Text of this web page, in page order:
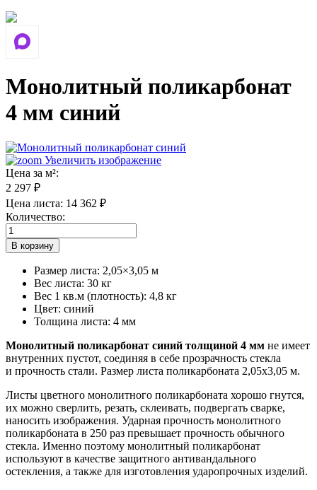
Монолитный поликарбонат
4 мм синий
Увеличить изображение
Цена за м²:
2 297 ₽
Цена листа: 14 362 ₽
Количество:
Размер листа: 2,05×3,05 м
Вес листа: 30 кг
Вес 1 кв.м (плотность): 4,8 кг
Цвет: синий
Толщина листа: 4 мм
Монолитный поликарбонат синий толщиной 4 мм не имеет
внутренних пустот, соединяя в себе прозрачность стекла
и прочность стали. Размер листа поликарбоната 2,05х3,05 м.
Листы цветного монолитного поликарбоната хорошо гнутся,
их можно сверлить, резать, склеивать, подвергать сварке,
наносить изображения. Ударная прочность монолитного
поликарбоната в 250 раз превышает прочность обычного
стекла. Именно поэтому монолитный поликарбонат
используют в качестве защитного антивандального
остекления, а также для изготовления ударопрочных изделий.